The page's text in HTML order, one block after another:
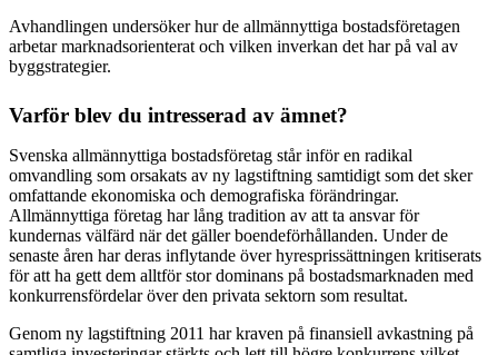
Avhandlingen undersöker hur de allmännyttiga bostadsföretagen
arbetar marknadsorienterat och vilken inverkan det har på val av
byggstrategier.
Varför blev du intresserad av ämnet?
Svenska allmännyttiga bostadsföretag står inför en radikal
omvandling som orsakats av ny lagstiftning samtidigt som det sker
omfattande ekonomiska och demografiska förändringar.
Allmännyttiga företag har lång tradition av att ta ansvar för
kundernas välfärd när det gäller boendeförhållanden. Under de
senaste åren har deras inflytande över hyresprissättningen kritiserats
för att ha gett dem alltför stor dominans på bostadsmarknaden med
konkurrensfördelar över den privata sektorn som resultat.
Genom ny lagstiftning 2011 har kraven på finansiell avkastning på